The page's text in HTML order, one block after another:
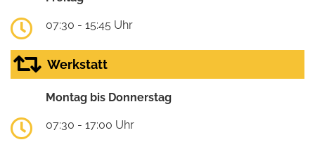
07:30 - 15:45 Uhr
Werkstatt
Montag bis Donnerstag
07:30 - 17:00 Uhr